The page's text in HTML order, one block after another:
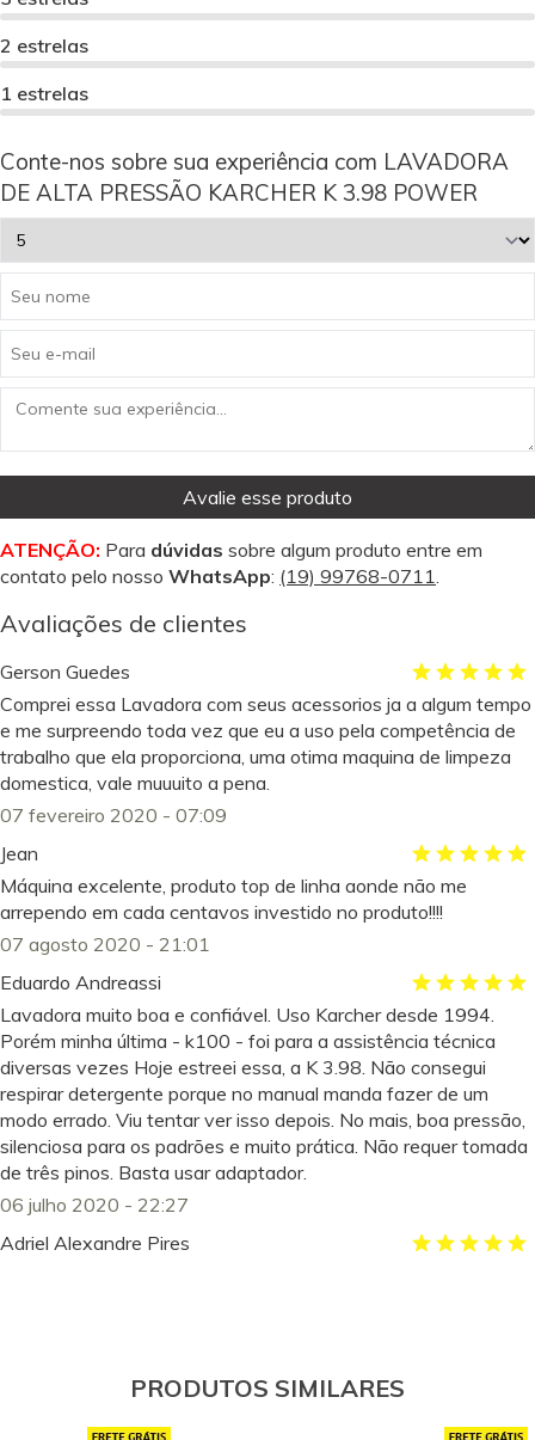
2 estrelas
1 estrelas
Conte-nos sobre sua experiência com LAVADORA
DE ALTA PRESSÃO KARCHER K 3.98 POWER
Avalie esse produto
ATENÇÃO: Para dúvidas sobre algum produto entre em
contato pelo nosso WhatsApp: (19) 99768-0711.
Avaliações de clientes
Gerson Guedes
Comprei essa Lavadora com seus acessorios ja a algum tempo
e me surpreendo toda vez que eu a uso pela competência de
trabalho que ela proporciona, uma otima maquina de limpeza
domestica, vale muuuito a pena.
07 fevereiro 2020 - 07:09
Jean
Máquina excelente, produto top de linha aonde não me
arrependo em cada centavos investido no produto!!!!
07 agosto 2020 - 21:01
Eduardo Andreassi
Lavadora muito boa e confiável. Uso Karcher desde 1994.
Porém minha última - k100 - foi para a assistência técnica
diversas vezes Hoje estreei essa, a K 3.98. Não consegui
respirar detergente porque no manual manda fazer de um
modo errado. Viu tentar ver isso depois. No mais, boa pressão,
silenciosa para os padrões e muito prática. Não requer tomada
de três pinos. Basta usar adaptador.
06 julho 2020 - 22:27
Adriel Alexandre Pires
17 novembro 2018 - 18:50
Edes de Andrade
PRODUTOS SIMILARES